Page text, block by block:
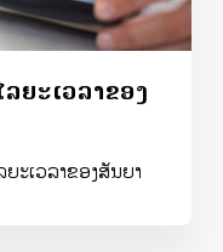
ຍະເວລາຂອງ
ະເວລາຂອງສັນຍາ